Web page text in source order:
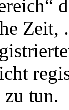
Zeit,
tun.